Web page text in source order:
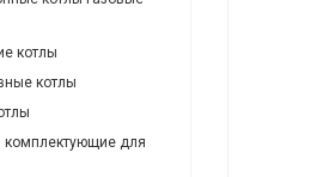
котлы
котлы
комплектующие для